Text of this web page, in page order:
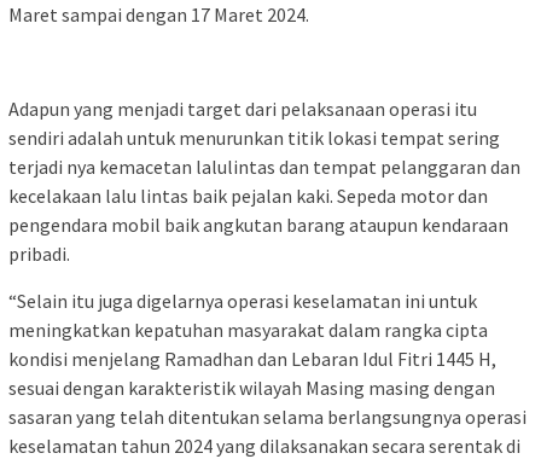
Maret sampai dengan 17 Maret 2024.
Adapun yang menjadi target dari pelaksanaan operasi itu
sendiri adalah untuk menurunkan titik lokasi tempat sering
terjadi nya kemacetan lalulintas dan tempat pelanggaran dan
kecelakaan lalu lintas baik pejalan kaki. Sepeda motor dan
pengendara mobil baik angkutan barang ataupun kendaraan
pribadi.
“Selain itu juga digelarnya operasi keselamatan ini untuk
meningkatkan kepatuhan masyarakat dalam rangka cipta
kondisi menjelang Ramadhan dan Lebaran Idul Fitri 1445 H,
sesuai dengan karakteristik wilayah Masing masing dengan
sasaran yang telah ditentukan selama berlangsungnya operasi
keselamatan tahun 2024 yang dilaksanakan secara serentak di